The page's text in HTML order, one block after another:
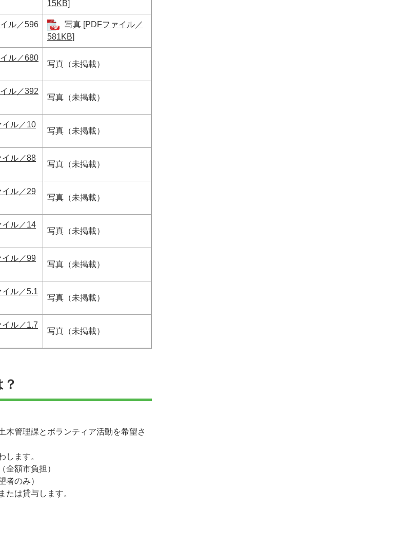
15KB]
ル／596
写真 [PDFファイル／
581KB]
ル／680
写真（未掲載）
ル／392
写真（未掲載）
イル／10
写真（未掲載）
イル／88
写真（未掲載）
イル／29
写真（未掲載）
イル／14
写真（未掲載）
イル／99
写真（未掲載）
ル／5.1
写真（未掲載）
ル／1.7
写真（未掲載）
木管理課とボランティア活動を希望さ
します。
全額市負担）
者のみ）
は貸与します。